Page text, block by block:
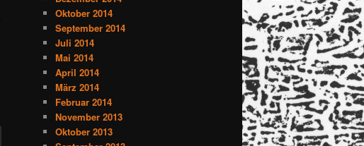
Oktober 2014
September 2014
Juli 2014
Mai 2014
April 2014
März 2014
Februar 2014
November 2013
Oktober 2013